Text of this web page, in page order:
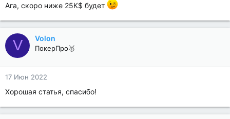
Ага, скоро ниже 25К$ будет
V Volon
ПокерПро🥇
17 Июн 2022
Хорошая статья, спасибо!